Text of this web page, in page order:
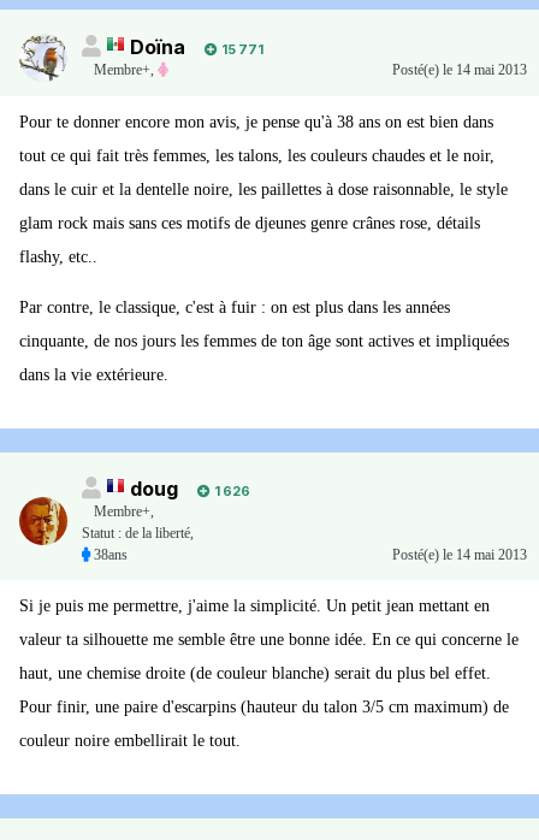
Doïna
15 771
Membre+,
Posté(e) le 14 mai 2013
Pour te donner encore mon avis, je pense qu'à 38 ans on est bien dans
tout ce qui fait très femmes, les talons, les couleurs chaudes et le noir,
dans le cuir et la dentelle noire, les paillettes à dose raisonnable, le style
glam rock mais sans ces motifs de djeunes genre crânes rose, détails
flashy, etc..
Par contre, le classique, c'est à fuir : on est plus dans les années
cinquante, de nos jours les femmes de ton âge sont actives et impliquées
dans la vie extérieure.
doug
1 626
Membre+,
Statut : de la liberté,
38ans
Posté(e) le 14 mai 2013
Si je puis me permettre, j'aime la simplicité. Un petit jean mettant en
valeur ta silhouette me semble être une bonne idée. En ce qui concerne le
haut, une chemise droite (de couleur blanche) serait du plus bel effet.
Pour finir, une paire d'escarpins (hauteur du talon 3/5 cm maximum) de
couleur noire embellirait le tout.